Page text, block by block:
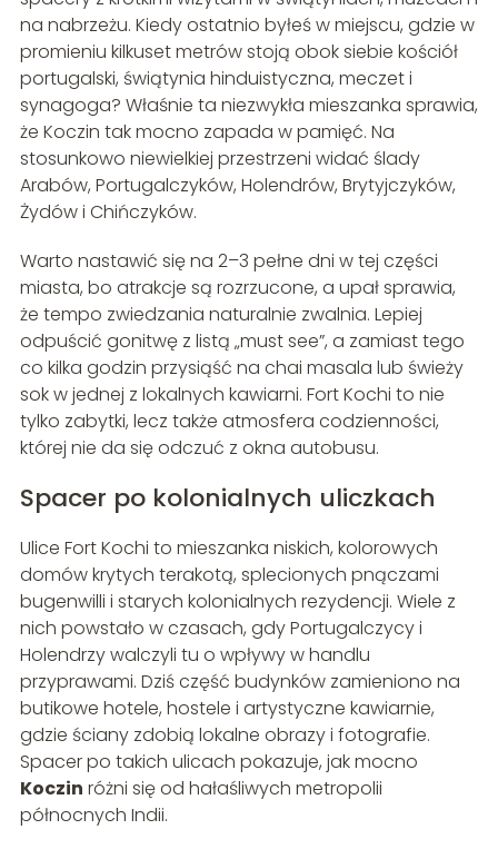
na nabrzeżu. Kiedy ostatnio byłeś w miejscu, gdzie w
promieniu kilkuset metrów stoją obok siebie kościół
portugalski, świątynia hinduistyczna, meczet i
synagoga? Właśnie ta niezwykła mieszanka sprawia,
że Koczin tak mocno zapada w pamięć. Na
stosunkowo niewielkiej przestrzeni widać ślady
Arabów, Portugalczyków, Holendrów, Brytyjczyków,
Żydów i Chińczyków.
Warto nastawić się na 2–3 pełne dni w tej części
miasta, bo atrakcje są rozrzucone, a upał sprawia,
że tempo zwiedzania naturalnie zwalnia. Lepiej
odpuścić gonitwę z listą „must see”, a zamiast tego
co kilka godzin przysiąść na chai masala lub świeży
sok w jednej z lokalnych kawiarni. Fort Kochi to nie
tylko zabytki, lecz także atmosfera codzienności,
której nie da się odczuć z okna autobusu.
Spacer po kolonialnych uliczkach
Ulice Fort Kochi to mieszanka niskich, kolorowych
domów krytych terakotą, splecionych pnączami
bugenwilli i starych kolonialnych rezydencji. Wiele z
nich powstało w czasach, gdy Portugalczycy i
Holendrzy walczyli tu o wpływy w handlu
przyprawami. Dziś część budynków zamieniono na
butikowe hotele, hostele i artystyczne kawiarnie,
gdzie ściany zdobią lokalne obrazy i fotografie.
Spacer po takich ulicach pokazuje, jak mocno
Koczin różni się od hałaśliwych metropolii
północnych Indii.